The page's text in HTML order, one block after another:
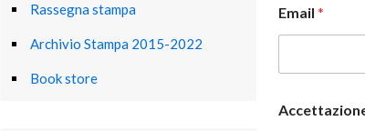
Rassegna stampa
Archivio Stampa 2015-2022
Book store
Email *